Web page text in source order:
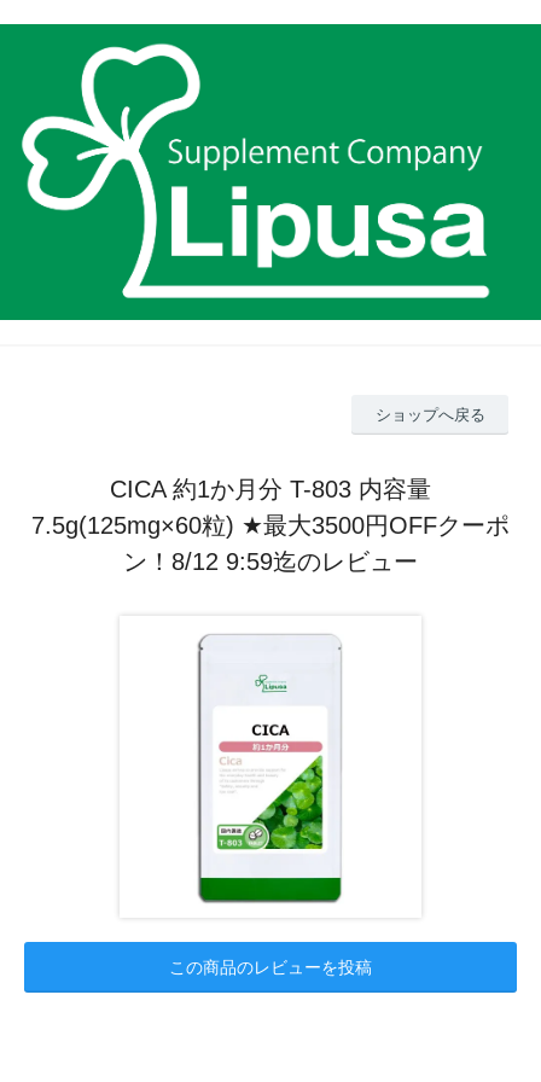
ショップへ戻る
CICA 約1か月分 T-803 内容量
7.5g(125mg×60粒) ★最大3500円OFFクーポ
ン！8/12 9:59迄のレビュー
この商品のレビューを投稿